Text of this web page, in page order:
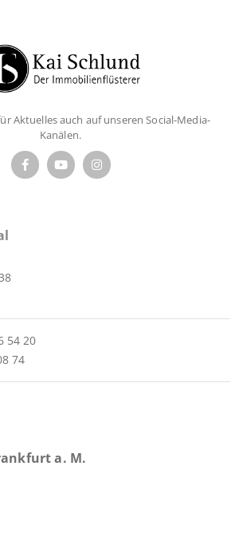
Aktuelles auch auf unseren Social-Media-
Kanälen.
54 20
74
a. M.